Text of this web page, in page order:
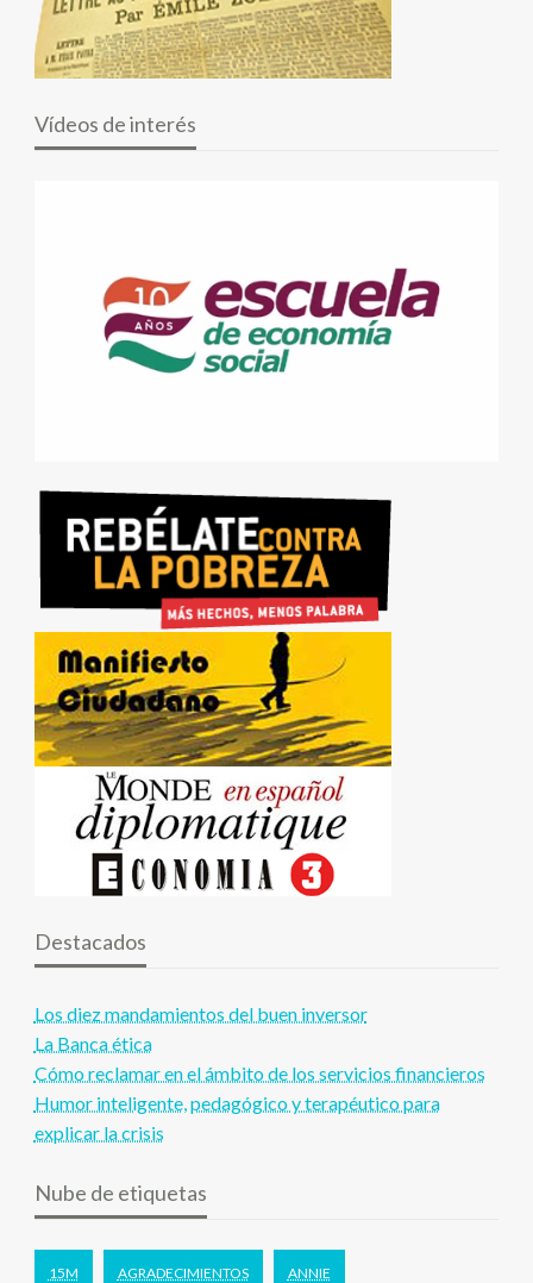
Vídeos de interés
Destacados
Los diez mandamientos del buen inversor
La Banca ética
Cómo reclamar en el ámbito de los servicios financieros
Humor inteligente, pedagógico y terapéutico para
explicar la crisis
Nube de etiquetas
15M AGRADECIMIENTOS ANNIE